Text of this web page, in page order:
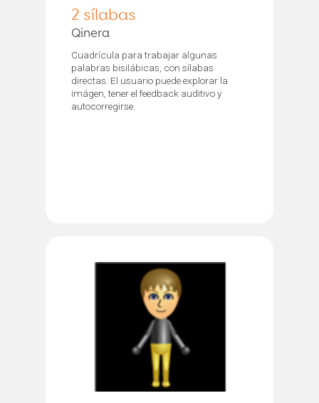
2 sílabas
Qinera
Cuadrícula para trabajar algunas
palabras bisilábicas, con sílabas
directas. El usuario puede explorar la
imágen, tener el feedback auditivo y
autocorregirse.